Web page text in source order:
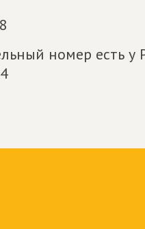
номер есть у